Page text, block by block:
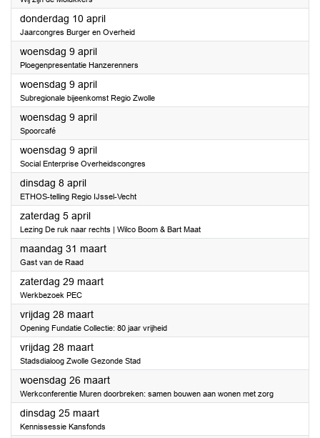
donderdag 10 april2025
Jaarcongres Burger en Overheid
woensdag 9 april2025
Ploegenpresentatie Hanzerenners
woensdag 9 april2025
Subregionale bijeenkomst Regio Zwolle
woensdag 9 april2025
Spoorcafé
woensdag 9 april2025
Social Enterprise Overheidscongres
dinsdag 8 april2025
ETHOS-telling Regio IJssel-Vecht
zaterdag 5 april2025
Lezing De ruk naar rechts | Wilco Boom & Bart Maat
maandag 31 maart2025
Gast van de Raad
zaterdag 29 maart2025
Werkbezoek PEC
vrijdag 28 maart2025
Opening Fundatie Collectie: 80 jaar vrijheid
vrijdag 28 maart2025
Stadsdialoog Zwolle Gezonde Stad
woensdag 26 maart2025
Werkconferentie Muren doorbreken: samen bouwen aan wonen met zorg
dinsdag 25 maart2025
Kennissessie Kansfonds